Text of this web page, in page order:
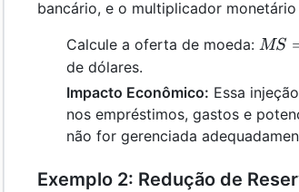
bancário, e o multiplicador monetário
Calcule a oferta de moeda: MS
4 =
2000
MS
de dólares.
Impacto Econômico: Essa
nos empréstimos, gastos e
não for gerenciada
Exemplo 2: Redução de